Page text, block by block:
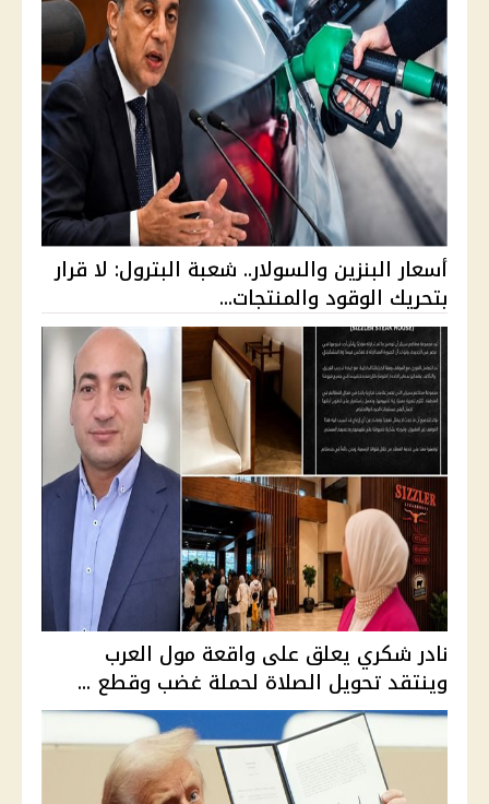
أسعار البنزين والسولار.. شعبة البترول: لا قرار
بتحريك الوقود والمنتجات...
نادر شكري يعلق على واقعة مول العرب
وينتقد تحويل الصلاة لحملة غضب وقطع ...